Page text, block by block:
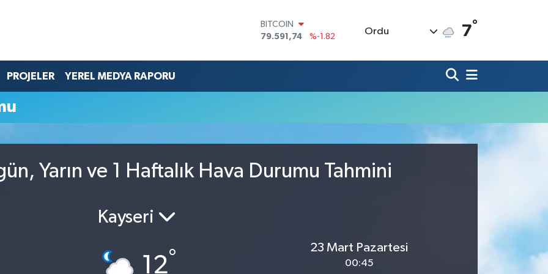
BITCOIN
79.591,74
%-1.82
45,43620
%0.02
BİST100
Ordu 7°
PROJELER YEREL MEDYA RAPORU
Yarın ve 1 Haftalık Hava Durumu Tahmini
Kayseri
12°
23 Mart Pazartesi
00:45